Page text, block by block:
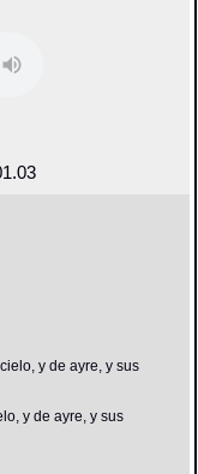
y de ayre, y sus
y de ayre, y sus